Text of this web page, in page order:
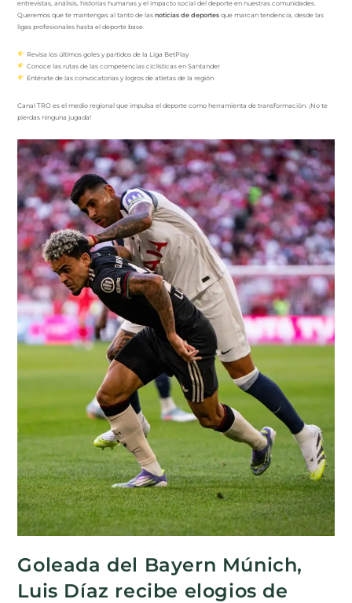
entrevistas, análisis, historias humanas y el impacto social del deporte en nuestras comunidades.
Queremos que te mantengas al tanto de lasnoticias de deportes que marcan tendencia, desde las
ligas profesionales hasta el deporte base.
Revisa los últimos goles y partidos de la Liga BetPlay
Conoce las rutas de las competencias ciclísticas en Santander
Entérate de las convocatorias y logros de atletas de la región
Canal TRO es el medio regional que impulsa el deporte como herramienta de transformación. ¡No te
pierdas ninguna jugada!
Goleada del Bayern Múnich,
Luis Díaz recibe elogios de